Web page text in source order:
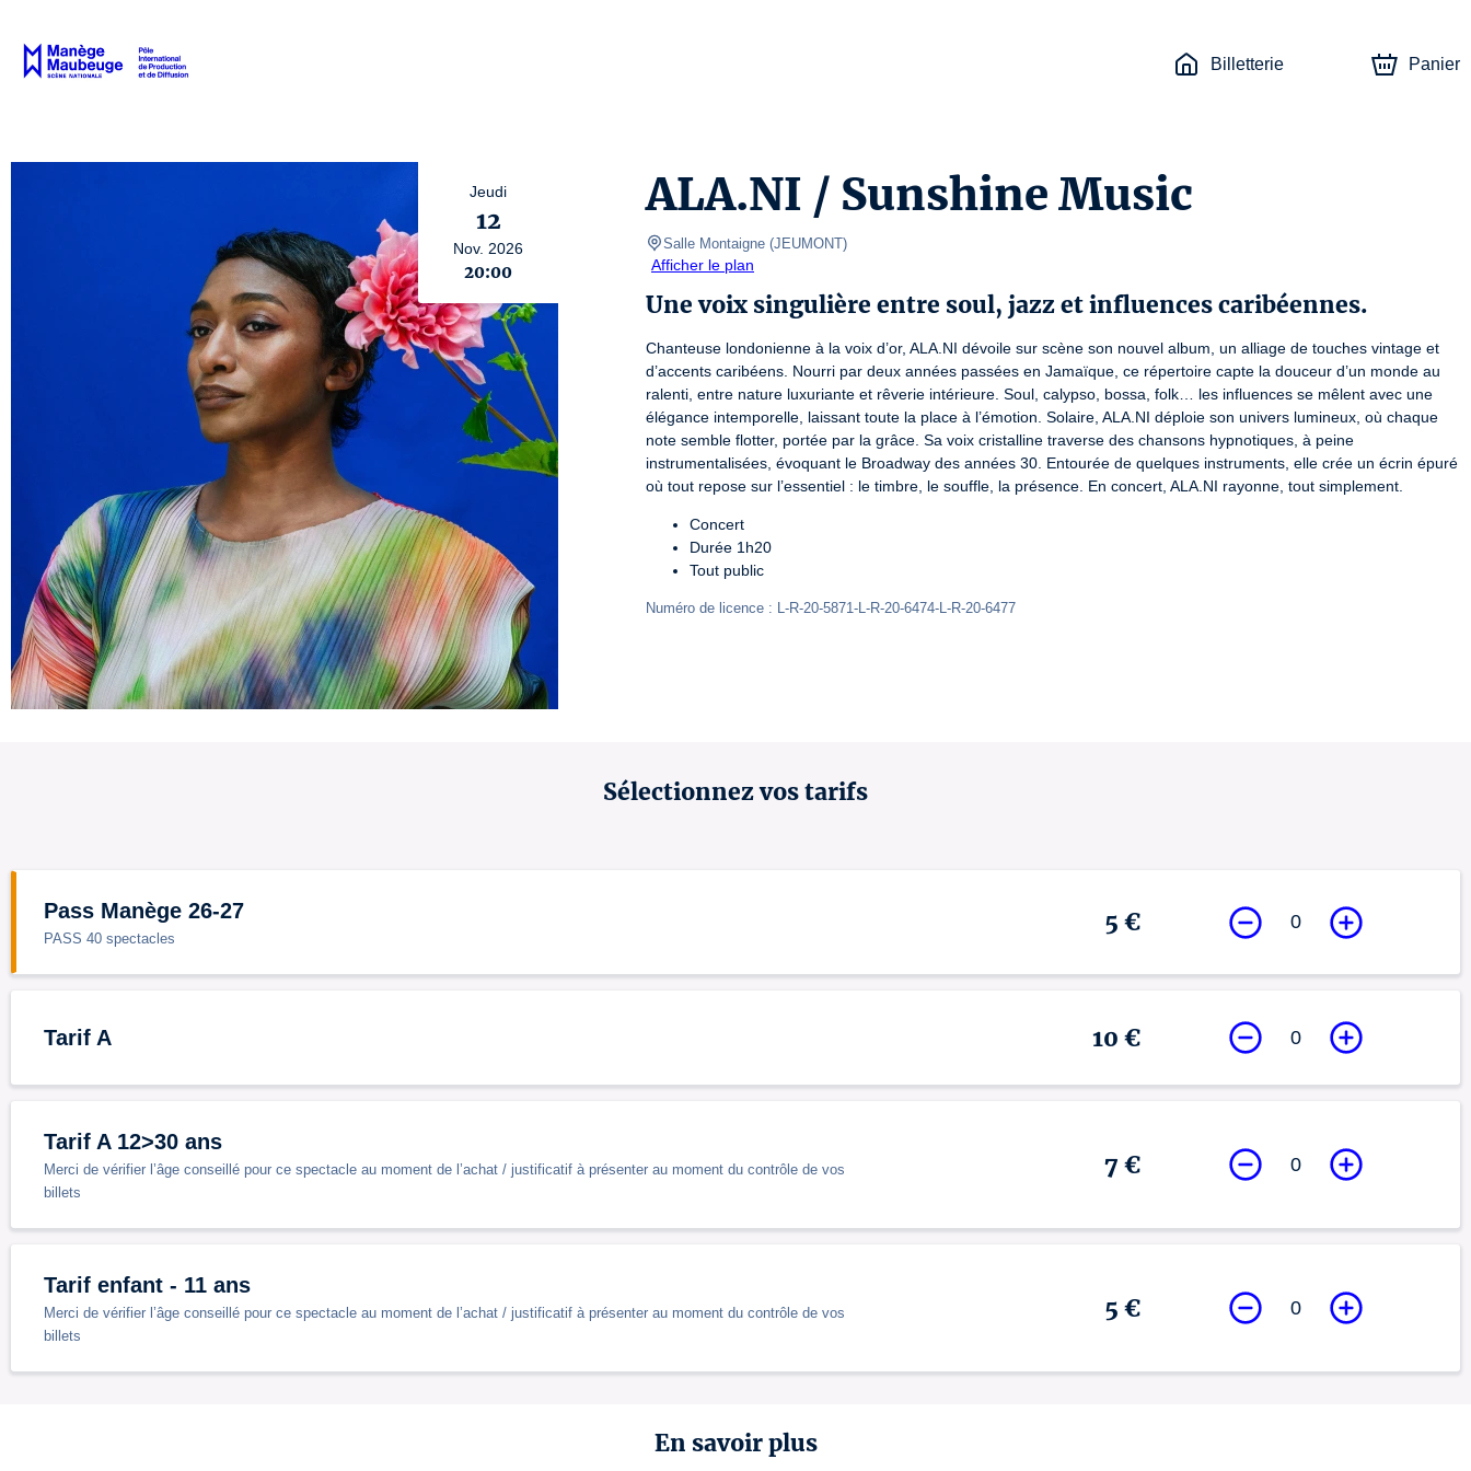
Billetterie Panier
Jeudi
12
Nov. 2026
20:00
ALA.NI / Sunshine Music
Salle Montaigne (JEUMONT)
Afficher le plan
Une voix singulière entre soul, jazz et influences caribéennes.
Chanteuse londonienne à la voix d’or, ALA.NI dévoile sur scène son nouvel album, un alliage de touches vintage et
d’accents caribéens. Nourri par deux années passées en Jamaïque, ce répertoire capte la douceur d’un monde au
ralenti, entre nature luxuriante et rêverie intérieure. Soul, calypso, bossa, folk… les influences se mêlent avec une
élégance intemporelle, laissant toute la place à l’émotion. Solaire, ALA.NI déploie son univers lumineux, où chaque
note semble flotter, portée par la grâce. Sa voix cristalline traverse des chansons hypnotiques, à peine
instrumentalisées, évoquant le Broadway des années 30. Entourée de quelques instruments, elle crée un écrin épuré
où tout repose sur l’essentiel : le timbre, le souffle, la présence. En concert, ALA.NI rayonne, tout simplement.
Concert
Durée 1h20
Tout public
Numéro de licence : L-R-20-5871-L-R-20-6474-L-R-20-6477
Sélectionnez vos tarifs
Pass Manège 26-27
PASS 40 spectacles
5 € 0
Tarif A 10 € 0
Tarif A 12>30 ans
Merci de vérifier l’âge conseillé pour ce spectacle au moment de l’achat / justificatif à présenter au moment du contrôle de vos
billets
7 € 0
Tarif enfant - 11 ans
Merci de vérifier l’âge conseillé pour ce spectacle au moment de l’achat / justificatif à présenter au moment du contrôle de vos
billets
5 € 0
En savoir plus